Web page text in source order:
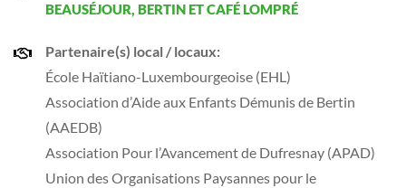
BEAUSÉJOUR, BERTIN ET CAFÉ LOMPRÉ
Partenaire(s) local / locaux:
École Haïtiano-Luxembourgeoise (EHL)
Association d’Aide aux Enfants Démunis de Bertin
(AAEDB)
Association Pour l’Avancement de Dufresnay (APAD)
Union des Organisations Paysannes pour le